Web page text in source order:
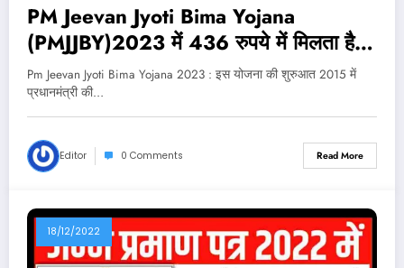
PM Jeevan Jyoti Bima Yojana
(PMJJBY)2023 में 436 रुपये में मिलता है दो
लाख का जीवन बीमा का लाभ
Pm Jeevan Jyoti Bima Yojana 2023 : इस योजना की शुरुआत 2015 में
प्रधानमंत्री की…
Editor 0 Comments Read More
18/12/2022